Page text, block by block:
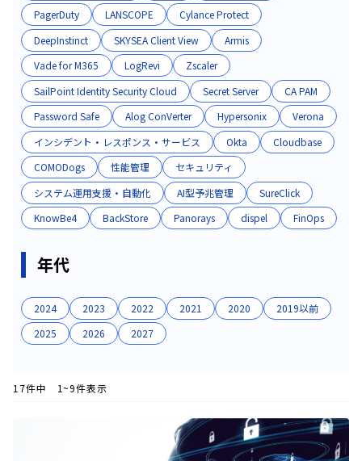
PagerDuty
LANSCOPE
Cylance Protect
DeepInstinct
SKYSEA Client View
Armis
Vade for M365
LogRevi
Zscaler
SailPoint Identity Security Cloud
Secret Server
CA PAM
Password Safe
Alog ConVerter Hypersonix
Verona
インシデント・レスポンス・サービス
Okta
Cloudbase
COMODogs
性能管理
セキュリティ
システム運用支援・自動化
AI型予兆管理
SureClick
KnowBe4
BackStore Panorays dispel FinOps
年代
2024 2023 2022 2021 2020
2019以前
2025
2026 2027
17件中 1~9件表示